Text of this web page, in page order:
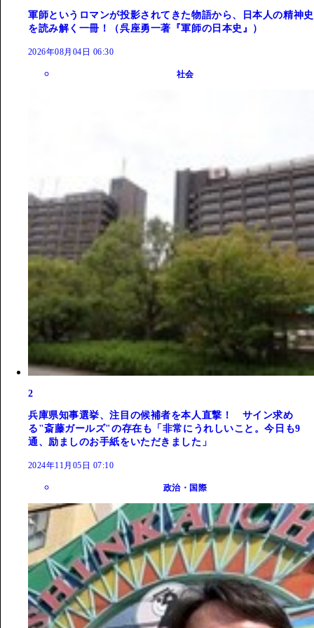
軍師というロマンが投影されてきた物語から、日本人の精神史
を読み解く一冊！（呉座勇一著『軍師の日本史』）
2026年08月04日 06:30
社会
2
兵庫県知事選挙、注目の候補者を本人直撃！ サイン求め
る"斎藤ガールズ"の存在も「非常にうれしいこと。今日も9
通、励ましのお手紙をいただきました」
2024年11月05日 07:10
政治・国際